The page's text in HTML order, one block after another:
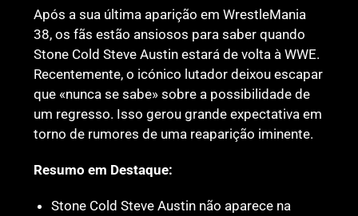
Após a sua última aparição em WrestleMania
38, os fãs estão ansiosos para saber quando
Stone Cold Steve Austin estará de volta à WWE.
Recentemente, o icónico lutador deixou escapar
que «nunca se sabe» sobre a possibilidade de
um regresso. Isso gerou grande expectativa em
torno de rumores de uma reaparição iminente.
Resumo em Destaque:
Stone Cold Steve Austin não aparece na